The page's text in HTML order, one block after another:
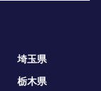
埼玉県
栃木県